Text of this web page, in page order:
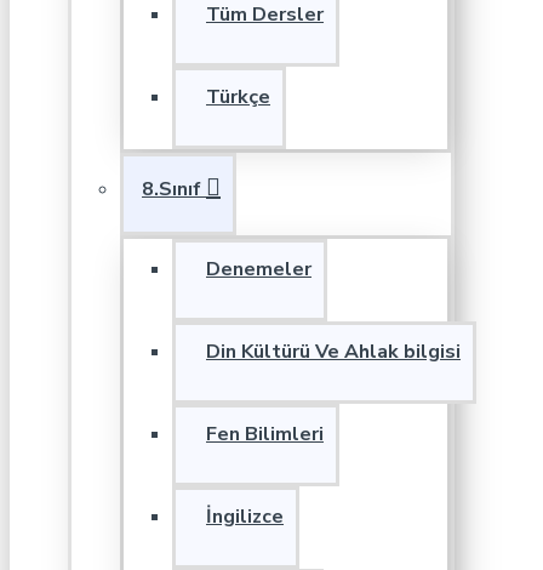
Tüm Dersler
Türkçe
8.Sınıf
Denemeler
Din Kültürü Ve Ahlak bilgisi
Fen Bilimleri
İngilizce